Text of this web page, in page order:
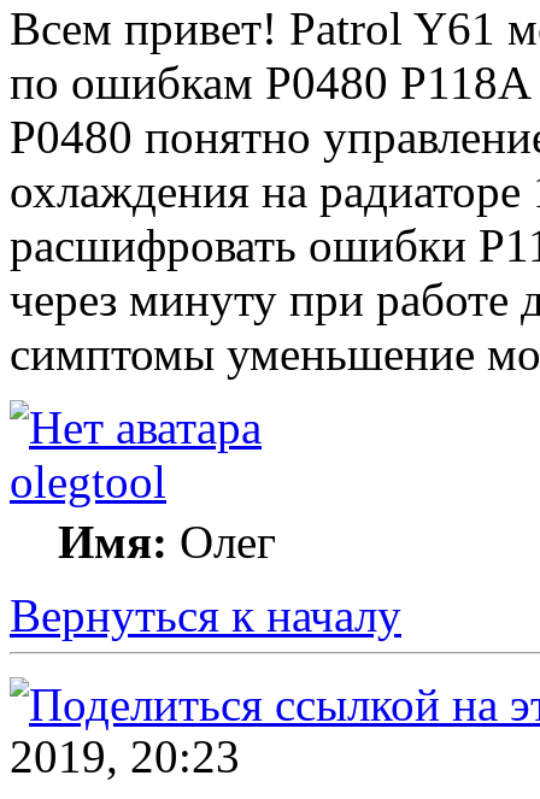
Всем привет! Patrol Y61
по ошибкам P0480
P0480 понятно
охлаждения на
расшифровать ошибки
через минуту при работе
симптомы уменьшение
olegtool
Имя: Олег
Вернуться к началу
2019, 20:23